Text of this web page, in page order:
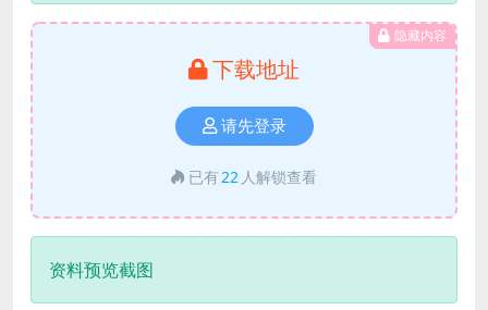
隐藏内容
下载地址
请先登录
已有 22 人解锁查看
资料预览截图